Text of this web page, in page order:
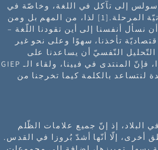
إلى تآكل في اللغة، وخاصّة في
المرحلة.[1]
لذا، من المهم بل ومن
نسأل أنفسنا إلى أين تقودنا اللّغة –
تأخذنا، سهوًا وعلى نحو غير
النّفسيّ أن يساعدنا على
اكتشاف بُعد آخر في الخطاب الحاليّ. لذا، فإنّ المنتدى في فيينا، ولقاء الـ GIEP
بالكلمة كيما تخرجنا من
إذ إنّ جميع علامات الظّلم
أخرى، إلّا أنّها أشدّ بُروزا في القدس.